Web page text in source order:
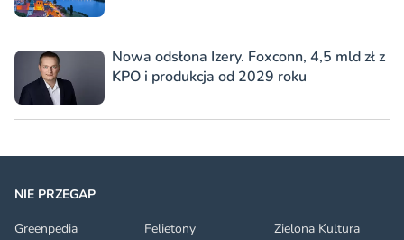
Nowa odsłona Izery. Foxconn, 4,5 mld zł z
KPO i produkcja od 2029 roku
NIE PRZEGAP
Greenpedia
Felietony Zielona Kultura